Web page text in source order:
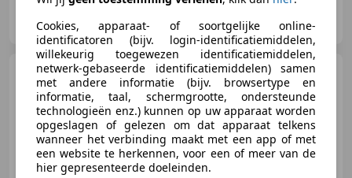
Autobedrijf van Veggel B.V.
NL-7892 AB KLAZIENAVEEN
Volkswagen Golf
Variant1.0
Onderh
€ 9.895
Cookies, apparaat- of soortgelijke online-
identificatoren (bijv. login-identificatiemiddelen,
willekeurig toegewezen identificatiemiddelen,
netwerk-gebaseerde identificatiemiddelen) samen
met andere informatie (bijv. browsertype en
informatie, taal, schermgrootte, ondersteunde
technologieën enz.) kunnen op uw apparaat worden
opgeslagen of gelezen om dat apparaat telkens
wanneer het verbinding maakt met een app of met
een website te herkennen, voor een of meer van de
hier gepresenteerde doeleinden.